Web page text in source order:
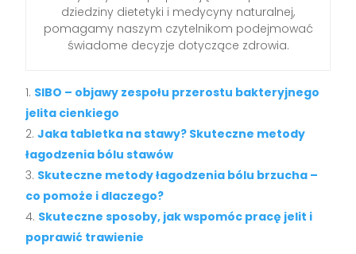
dziedziny dietetyki i medycyny naturalnej,
pomagamy naszym czytelnikom podejmować
świadome decyzje dotyczące zdrowia.
SIBO – objawy zespołu przerostu bakteryjnego
jelita cienkiego
Jaka tabletka na stawy? Skuteczne metody
łagodzenia bólu stawów
Skuteczne metody łagodzenia bólu brzucha –
co pomoże i dlaczego?
Skuteczne sposoby, jak wspomóc pracę jelit i
poprawić trawienie